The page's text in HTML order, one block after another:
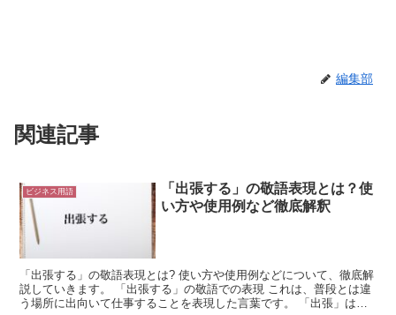
編集部
関連記事
ビジネス用語
「出張する」の敬語表現とは？使
い方や使用例など徹底解釈
「出張する」の敬語表現とは? 使い方や使用例などについて、徹底解
説していきます。 「出張する」の敬語での表現 これは、普段とは違
う場所に出向いて仕事することを表現した言葉です。 「出張」は、